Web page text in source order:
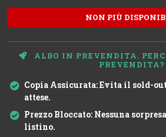
NON PIÙ
ALBO IN PREVENDITA.
PREVENDITA?
Copia Assicurata:Evita il sold-
attese.
Prezzo Bloccato: Nessuna
listino.